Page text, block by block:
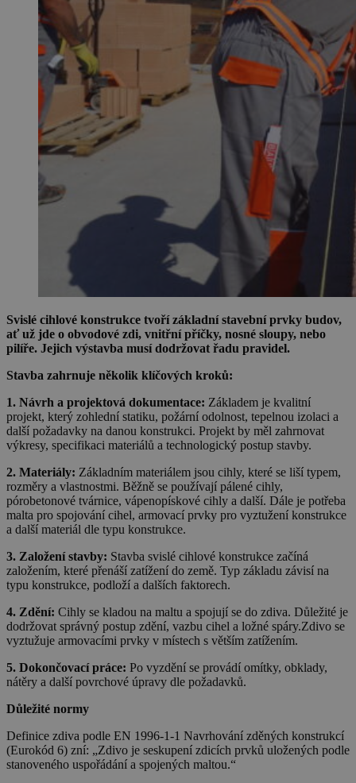
Svislé cihlové konstrukce tvoří základní stavební prvky budov,
ať už jde o obvodové zdi, vnitřní příčky, nosné sloupy, nebo
pilíře. Jejich výstavba musí dodržovat řadu pravidel.
Stavba zahrnuje několik klíčových kroků:
1. Návrh a projektová dokumentace: Základem je kvalitní
projekt, který zohlední statiku, požární odolnost, tepelnou izolaci a
další požadavky na danou konstrukci. Projekt by měl zahrnovat
výkresy, specifikaci materiálů a technologický postup stavby.
2. Materiály: Základním materiálem jsou cihly, které se liší typem,
rozměry a vlastnostmi. Běžně se používají pálené cihly,
pórobetonové tvárnice, vápenopískové cihly a další. Dále je potřeba
malta pro spojování cihel, armovací prvky pro vyztužení konstrukce
a další materiál dle typu konstrukce.
3. Založení stavby: Stavba svislé cihlové konstrukce začíná
založením, které přenáší zatížení do země. Typ základu závisí na
typu konstrukce, podloží a dalších faktorech.
4. Zdění: Cihly se kladou na maltu a spojují se do zdiva. Důležité je
dodržovat správný postup zdění, vazbu cihel a ložné spáry.Zdivo se
vyztužuje armovacími prvky v místech s větším zatížením.
5. Dokončovací práce: Po vyzdění se provádí omítky, obklady,
nátěry a další povrchové úpravy dle požadavků.
Důležité normy
Definice zdiva podle EN 1996-1-1 Navrhování zděných konstrukcí
(Eurokód 6) zní: „Zdivo je seskupení zdicích prvků uložených podle
stanoveného uspořádání a spojených maltou.“